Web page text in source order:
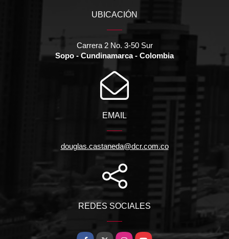
UBICACIÓN
Carrera 2 No. 3-50 Sur
Sopo - Cundinamarca - Colombia
EMAIL
douglas.castaneda@dcr.com.co
REDES SOCIALES